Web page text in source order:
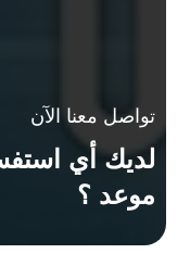
تواصل معنا الآن
لديك أي
موعد ؟